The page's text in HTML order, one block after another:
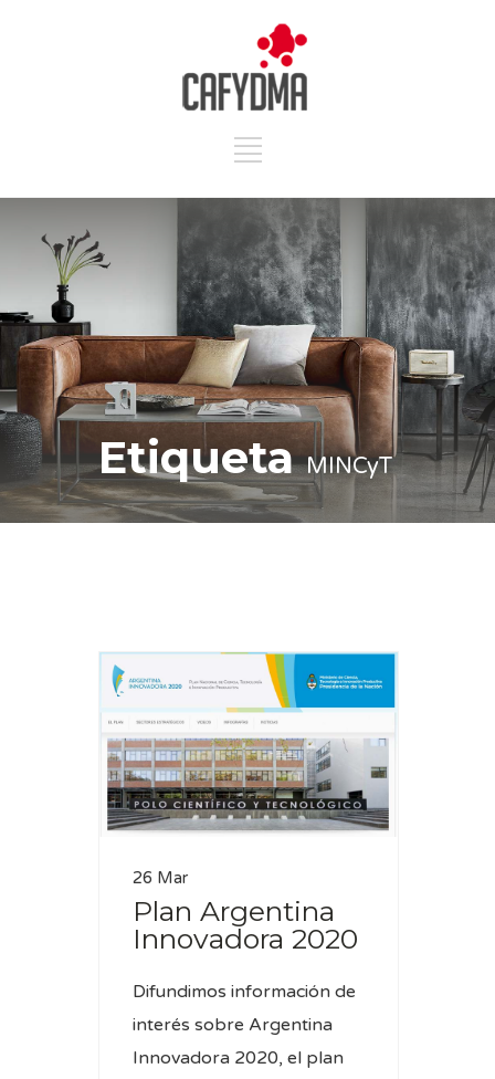
EtiquetaMINCyT
26 Mar
Plan Argentina
Innovadora 2020
Difundimos información de
interés sobre Argentina
Innovadora 2020, el plan